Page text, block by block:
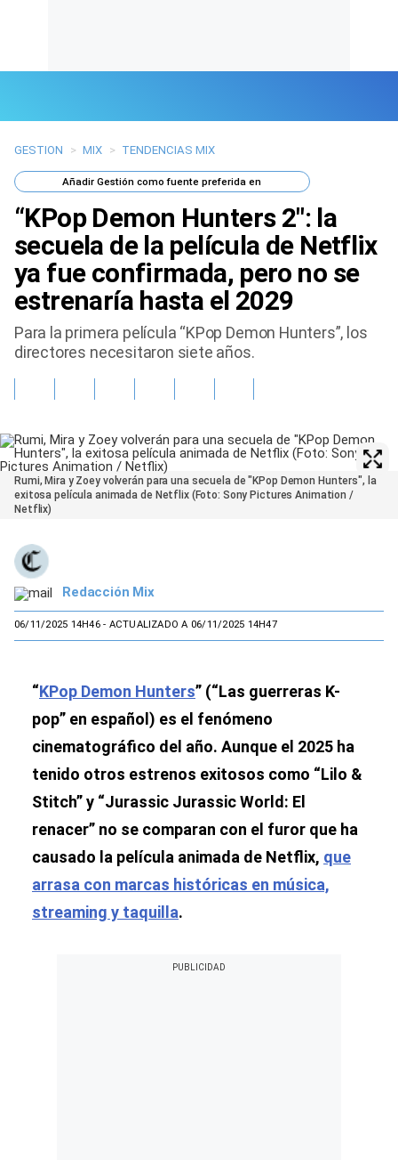
Últimas Noticias
Mi Bolsillo
Respuestas
Gente
Tendencias Mix
GESTION > MIX > TENDENCIAS MIX
AñadirGestión como fuente preferida en
“KPop Demon Hunters 2″: la
secuela de la película de Netflix
ya fue confirmada, pero no se
estrenaría hasta el 2029
Para la primera película “KPop Demon Hunters”, los
directores necesitaron siete años.
Rumi, Mira y Zoey volverán para una secuela de "KPop Demon Hunters", la
exitosa película animada de Netflix (Foto: Sony Pictures Animation /
Netflix)
Redacción Mix
06/11/2025 14H46- ACTUALIZADO A 06/11/2025 14H47
“KPop Demon Hunters” (“Las guerreras K-
pop” en español) es el fenómeno
cinematográfico del año. Aunque el 2025 ha
tenido otros estrenos exitosos como “Lilo &
Stitch” y “Jurassic Jurassic World: El
renacer” no se comparan con el furor que ha
causado la película animada de Netflix, que
arrasa con marcas históricas en música,
streaming y taquilla.